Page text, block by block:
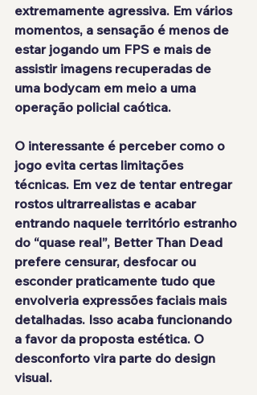
extremamente agressiva. Em vários
momentos, a sensação é menos de
estar jogando um FPS e mais de
assistir imagens recuperadas de
uma bodycam em meio a uma
operação policial caótica.
O interessante é perceber como o
jogo evita certas limitações
técnicas. Em vez de tentar entregar
rostos ultrarrealistas e acabar
entrando naquele território estranho
do “quase real”, Better Than Dead
prefere censurar, desfocar ou
esconder praticamente tudo que
envolveria expressões faciais mais
detalhadas. Isso acaba funcionando
a favor da proposta estética. O
desconforto vira parte do design
visual.